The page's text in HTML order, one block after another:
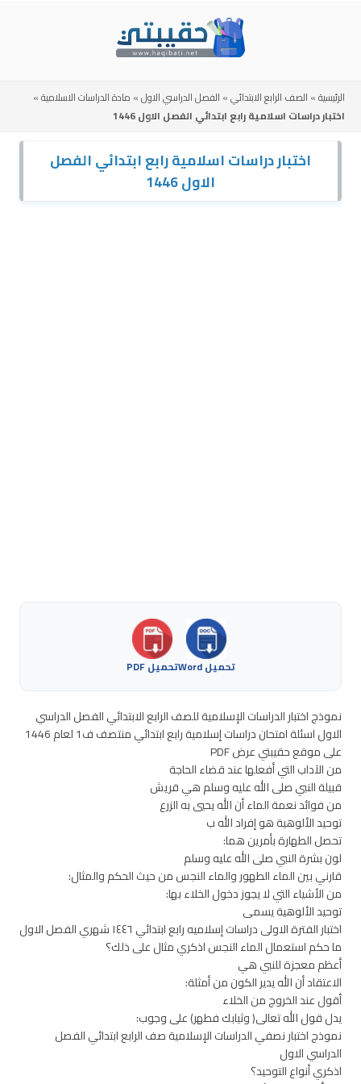
الرئيسية» الصف الرابع الابتدائي» الفصل الدراسي الاول» مادة الدراسات الاسلامية»
اختبار دراسات اسلامية رابع ابتدائي الفصل الاول 1446
اختبار دراسات اسلامية رابع ابتدائي الفصل
الاول 1446
تحميل Word تحميل PDF
نموذج اختبار الدراسات الإسلامية للصف الرابع الابتدائي الفصل الدراسي
الاول اسئلة امتحان دراسات إسلامية رابع ابتدائي منتصف ف1 لعام 1446
على موقع حقيبتي عرض PDF
من الآداب التي أفعلها عند قضاء الحاجة
قبيلة النبي صلى الله عليه وسلم هي قريش
من فوائد نعمة الماء أن الله يحيي به الزرع
توحيد الألوهية هو إفراد الله ب
تحصل الطهارة بأمرين هما:
لون بشرة النبي صلى الله عليه وسلم
قارني بين الماء الطهور والماء النجس من حيث الحكم والمثال:
من الأشياء التي لا يجوز دخول الخلاء بها:
توحيد الألوهية يسمى
اختبار الفترة الاولى دراسات إسلاميه رابع ابتدائي ١٤٤٦ شهري الفصل الاول
ما حكم استعمال الماء النجس اذكري مثال على ذلك؟
أعظم معجزة للنبي هي
الاعتقاد أن الله يدير الكون من أمثلة:
أقول عند الخروج من الخلاء
يدل قول الله تعالى( وثيابك فطهر) على وجوب:
نموذج اختبار نصفي الدراسات الإسلامية صف الرابع ابتدائي الفصل
الدراسي الاول
اذكري أنواع التوحيد؟